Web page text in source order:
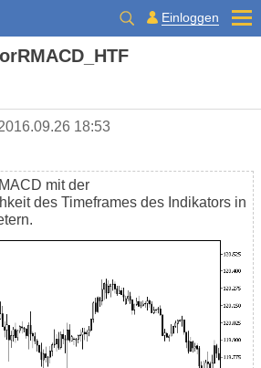
Einloggen
18:53
mit der
des Timeframes des Indikators in